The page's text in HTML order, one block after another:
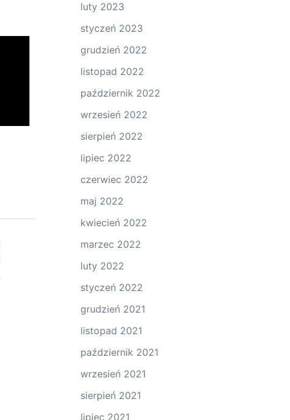
luty 2023
styczeń 2023
grudzień 2022
listopad 2022
październik 2022
wrzesień 2022
sierpień 2022
lipiec 2022
czerwiec 2022
maj 2022
kwiecień 2022
marzec 2022
luty 2022
styczeń 2022
grudzień 2021
listopad 2021
październik 2021
wrzesień 2021
sierpień 2021
lipiec 2021